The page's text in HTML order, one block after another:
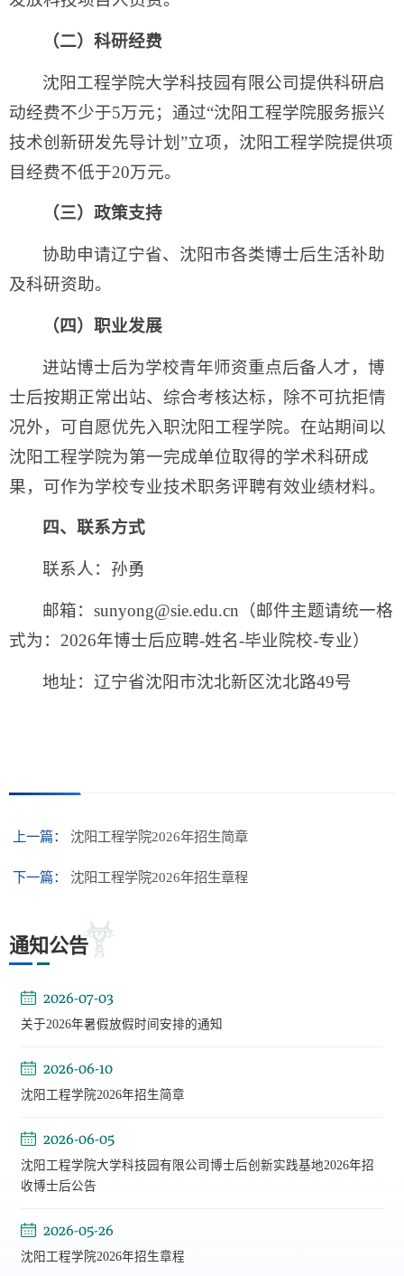
（二）科研经费
沈阳工程学院大学科技园有限公司提供科研启
动经费不少于5万元；通过“沈阳工程学院服务振兴
技术创新研发先导计划”立项，沈阳工程学院提供项
目经费不低于20万元。
（三）政策支持
协助申请辽宁省、沈阳市各类博士后生活补助
及科研资助。
（四）职业发展
进站博士后为学校青年师资重点后备人才，博
士后按期正常出站、综合考核达标，除不可抗拒情
况外，可自愿优先入职沈阳工程学院。在站期间以
沈阳工程学院为第一完成单位取得的学术科研成
果，可作为学校专业技术职务评聘有效业绩材料。
四、联系方式
联系人：孙勇
邮箱：sunyong@sie.edu.cn（邮件主题请统一格
式为：2026年博士后应聘-姓名-毕业院校-专业）
地址：辽宁省沈阳市沈北新区沈北路49号
上一篇： 沈阳工程学院2026年招生简章
下一篇： 沈阳工程学院2026年招生章程
通知公告
2026-07-03
关于2026年暑假放假时间安排的通知
2026-06-10
沈阳工程学院2026年招生简章
2026-06-05
沈阳工程学院大学科技园有限公司博士后创新实践基地2026年招
收博士后公告
2026-05-26
沈阳工程学院2026年招生章程